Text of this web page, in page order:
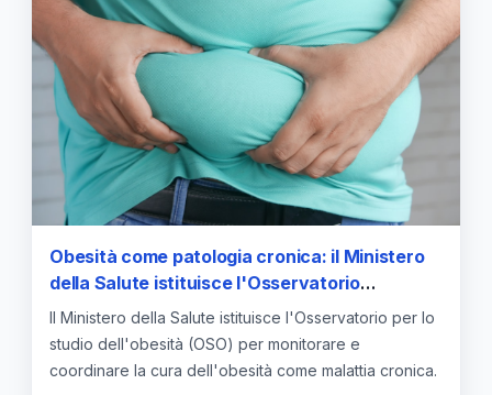
Obesità come patologia cronica: il Ministero
della Salute istituisce l'Osservatorio
nazionale e attiva la roadmap operativa
Il Ministero della Salute istituisce l'Osservatorio per lo
studio dell'obesità (OSO) per monitorare e
coordinare la cura dell'obesità come malattia cronica.